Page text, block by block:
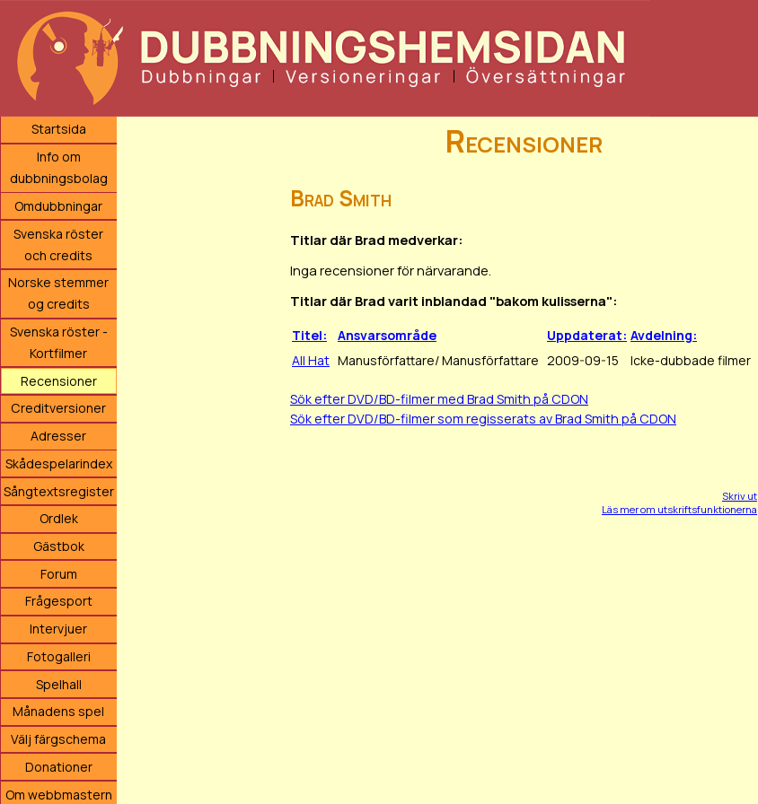
Startsida
Info om
dubbningsbolag
Omdubbningar
Svenska röster
och credits
Norske stemmer
og credits
Svenska röster -
Kortfilmer
Recensioner
Creditversioner
Adresser
Skådespelarindex
Sångtextsregister
Ordlek
Gästbok
Forum
Frågesport
Intervjuer
Fotogalleri
Spelhall
Månadens spel
Välj färgschema
Donationer
Om webbmastern
Recensioner
Brad Smith
Titlar där Brad medverkar:
Inga recensioner för närvarande.
Titlar där Brad varit inblandad "bakom kulisserna":
Titel: Ansvarsområde Uppdaterat: Avdelning:
All Hat Manusförfattare/ Manusförfattare 2009-09-15 Icke-dubbade filmer
Sök efter DVD/BD-filmer med Brad Smith på CDON
Sök efter DVD/BD-filmer som regisserats av Brad Smith på CDON
Skriv ut
Läs mer om utskriftsfunktionerna